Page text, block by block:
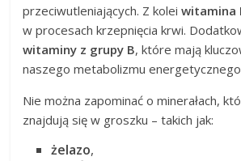
przeciwutleniających. Z koleiwitamina
w procesach krzepnięcia krwi.
witaminy z grupy B, które mają
naszego metabolizmu
Nie można zapominać o minerałach,
znajdują się w groszku – takich jak:
żelazo,